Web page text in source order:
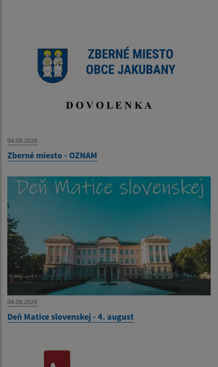
04.08.2026
Zberné miesto - OZNAM
04.08.2026
Deň Matice slovenskej - 4. august